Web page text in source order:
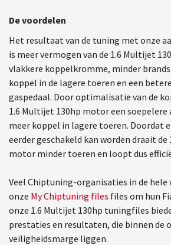
De voordelen
Het resultaat van de tuning met onze
is meer vermogen van de 1.6 Multijet
vlakkere koppelkromme, minder
koppel in de lagere toeren en een
gaspedaal. Door optimalisatie van de
1.6 Multijet 130hp motor een
meer koppel in lagere toeren. Doordat
eerder geschakeld kan worden draait
motor minder toeren en loopt dus
Veel Chiptuning-organisaties in de hele
onze My Chiptuning files files om hun
onze 1.6 Multijet 130hp tuningfiles
prestaties en resultaten, die binnen de
veiligheidsmarge liggen.